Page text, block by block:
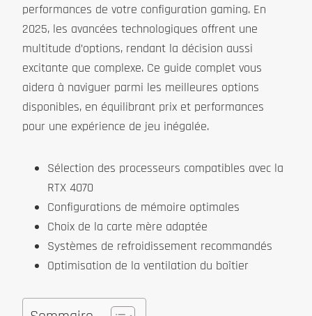
performances de votre configuration gaming. En
2025, les avancées technologiques offrent une
multitude d’options, rendant la décision aussi
excitante que complexe. Ce guide complet vous
aidera à naviguer parmi les meilleures options
disponibles, en équilibrant prix et performances
pour une expérience de jeu inégalée.
Sélection des processeurs compatibles avec la
RTX 4070
Configurations de mémoire optimales
Choix de la carte mère adaptée
Systèmes de refroidissement recommandés
Optimisation de la ventilation du boîtier